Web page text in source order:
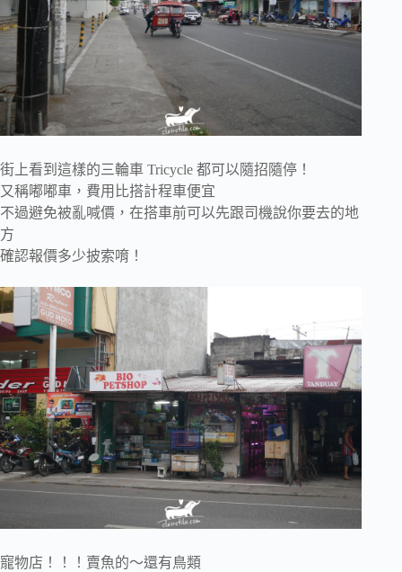
街上看到這樣的三輪車 Tricycle 都可以隨招隨停！
又稱嘟嘟車，費用比搭計程車便宜
不過避免被亂喊價，在搭車前可以先跟司機說你要去的地
方
確認報價多少披索唷！
寵物店！！！賣魚的～還有鳥類